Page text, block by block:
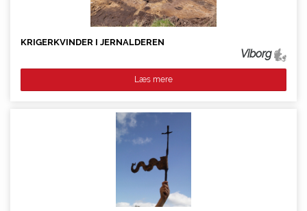
KRIGERKVINDER I JERNALDEREN
Viborg
Læs mere